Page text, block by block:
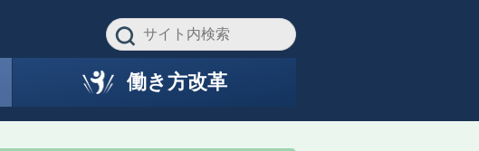
働き方改革